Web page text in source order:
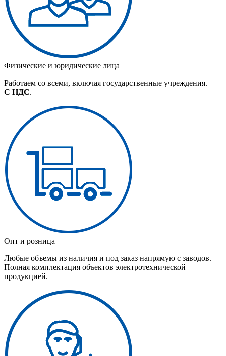
Физические и юридические лица
Работаем со всеми, включая государственные учреждения.
С НДС.
Опт и розница
Любые объемы из наличия и под заказ напрямую с заводов.
Полная комплектация объектов электротехнической
продукцией.